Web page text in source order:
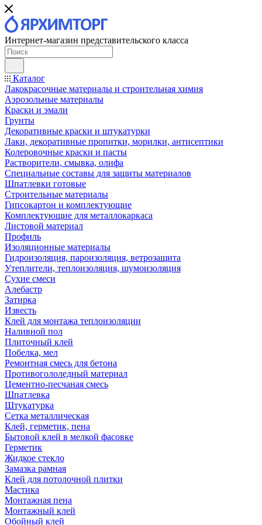
Интернет-магазин представительского класса
Каталог
Лакокрасочные материалы и строительная химия
Аэрозольные материалы
Краски и эмали
Грунты
Декоративные краски и штукатурки
Лаки, декоративные пропитки, морилки, антисептики
Колеровочные краски и пасты
Растворители, смывка, олифа
Специальные составы для защиты материалов
Шпатлевки готовые
Строительные материалы
Гипсокартон и комплектующие
Комплектующие для металлокаркаса
Листовой материал
Профиль
Изоляционные материалы
Гидроизоляция, пароизоляция, ветрозащита
Утеплители, теплоизоляция, шумоизоляция
Сухие смеси
Алебастр
Затирка
Известь
Клей для монтажа теплоизоляции
Наливной пол
Плиточный клей
Побелка, мел
Ремонтная смесь для бетона
Противогололедный материал
Цементно-песчаная смесь
Шпатлевка
Штукатурка
Сетка металлическая
Клей, герметик, пена
Бытовой клей в мелкой фасовке
Герметик
Жидкое стекло
Замазка рамная
Клей для потолочной плитки
Мастика
Монтажная пена
Монтажный клей
Обойный клей